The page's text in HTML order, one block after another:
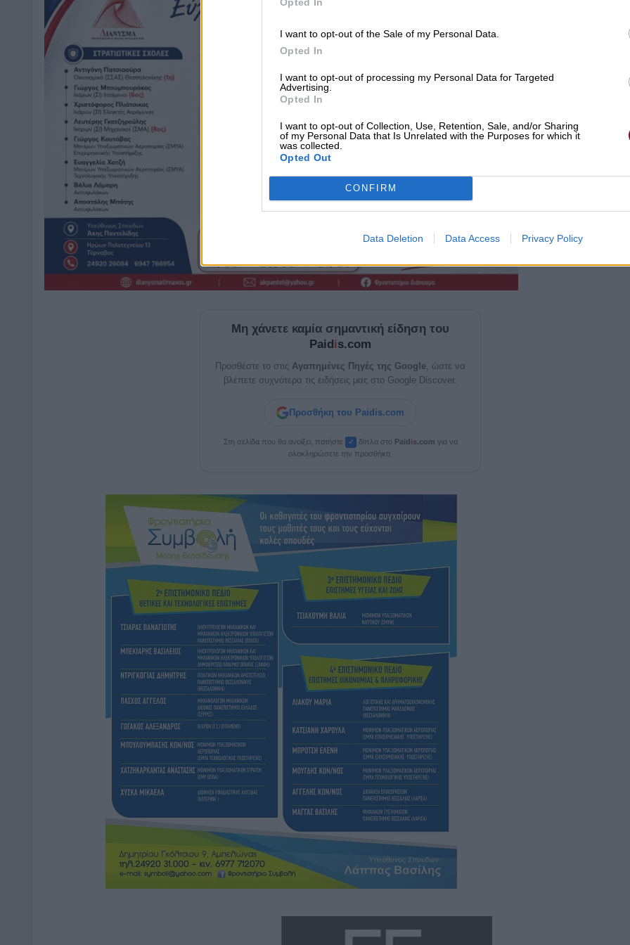
I want to opt-out of the Sale of my Personal Data.
Opted In
I want to opt-out of processing my Personal Data for Targeted
Advertising.
Opted In
I want to opt-out of Collection, Use, Retention, Sale, and/or Sharing
of my Personal Data that Is Unrelated with the Purposes for which it
was collected.
Opted Out
CONFIRM
Data Deletion Data Access Privacy Policy
Μη χάνετε καμία σημαντική είδηση του
Paidis.com
Προσθέστε το στις Αγαπημένες Πηγές της Google, ώστε να
βλέπετε συχνότερα τις ειδήσεις μας στο Google Discover.
Προσθήκη του Paidis.com
Στη σελίδα που θα ανοίξει, πατήστε ✓ δίπλα στο Paidis.com για να
ολοκληρώσετε την προσθήκη.